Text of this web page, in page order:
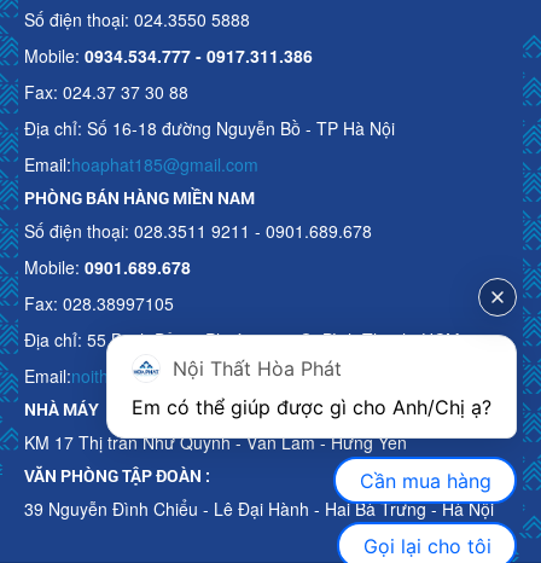
Số điện thoại: 024.3550 5888
Mobile: 0934.534.777 - 0917.311.386
Fax: 024.37 37 30 88
Địa chỉ: Số 16-18 đường Nguyễn Bồ - TP Hà Nội
Email:hoaphat185@gmail.com
PHÒNG BÁN HÀNG MIỀN NAM
Số điện thoại: 028.3511 9211 - 0901.689.678
Mobile: 0901.689.678
Fax: 028.38997105
Địa chỉ: 55 Bạch Đằng, Phường 15, Q. Bình Thạnh, HCM
Email:noithathoaphattot@gmail.com
NHÀ MÁY
KM 17 Thị trấn Như Quỳnh - Văn Lâm - Hưng Yên
VĂN PHÒNG TẬP ĐOÀN :
39 Nguyễn Đình Chiểu - Lê Đại Hành - Hai Bà Trưng - Hà Nội
Nội Thất Hòa Phát
Cần mua hàng
Gọi lại cho tôi